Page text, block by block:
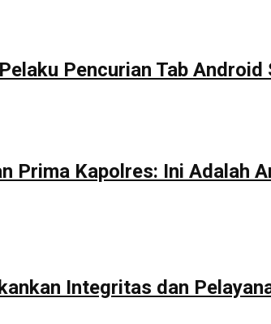
Pencurian Tab
Prima Kapolres: Ini Adalah
Integritas dan